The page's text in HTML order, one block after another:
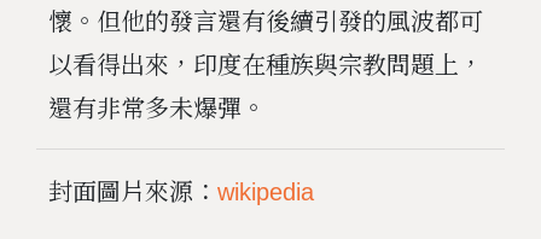
懷。但他的發言還有後續引發的風波都可
以看得出來，印度在種族與宗教問題上，
還有非常多未爆彈。
封面圖片來源： wikipedia